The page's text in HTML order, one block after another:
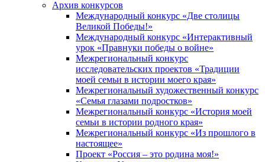
Архив конкурсов
Международный конкурс «Две столицы
Великой Победы!»
Международный конкурс «Интерактивный
урок «Правнуки победы о войне»
Межрегиональный конкурс
исследовательских проектов «Традиции
моей семьи в истории моего края»
Межрегиональный художественный конкурс
«Семья глазами подростков»
Межрегиональный конкурс «История моей
семьи в истории родного края»
Межрегиональный конкурс «Из прошлого в
настоящее»
Проект «Россия – это родина моя!»